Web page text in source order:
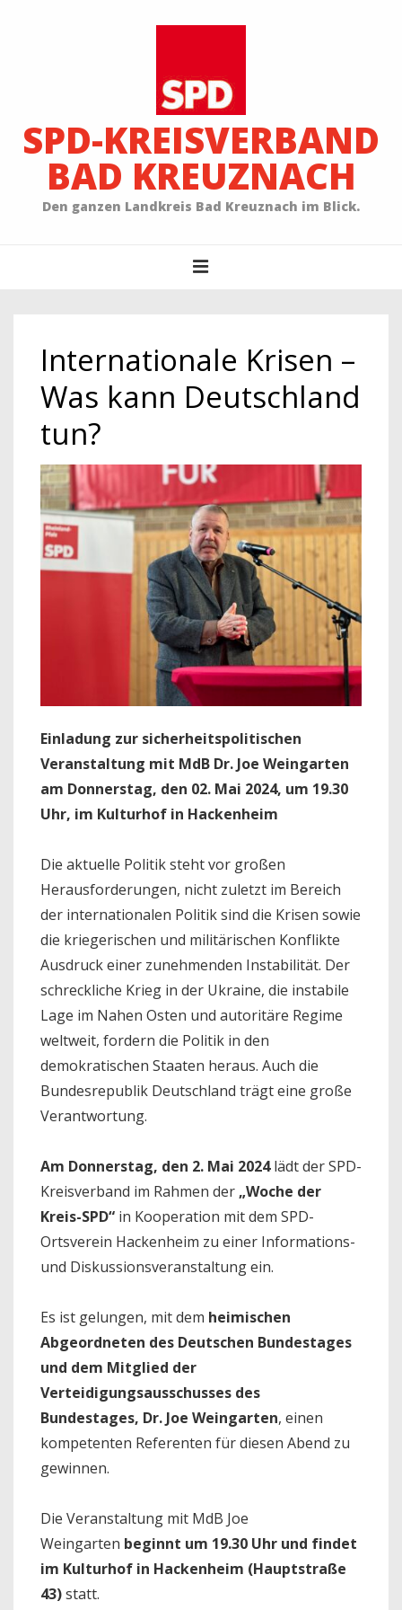
SPD-KREISVERBAND
BAD KREUZNACH
Den ganzen Landkreis Bad Kreuznach im Blick.
Internationale Krisen –
Was kann Deutschland
tun?
Einladung zur sicherheitspolitischen
Veranstaltung mit MdB Dr. Joe Weingarten
am Donnerstag, den 02. Mai 2024, um 19.30
Uhr, im Kulturhof in Hackenheim
Die aktuelle Politik steht vor großen
Herausforderungen, nicht zuletzt im Bereich
der internationalen Politik sind die Krisen sowie
die kriegerischen und militärischen Konflikte
Ausdruck einer zunehmenden Instabilität. Der
schreckliche Krieg in der Ukraine, die instabile
Lage im Nahen Osten und autoritäre Regime
weltweit, fordern die Politik in den
demokratischen Staaten heraus. Auch die
Bundesrepublik Deutschland trägt eine große
Verantwortung.
Am Donnerstag, den 2. Mai 2024lädt der SPD-
Kreisverband im Rahmen der „Woche der
Kreis-SPD“ in Kooperation mit dem SPD-
Ortsverein Hackenheim zu einer Informations-
und Diskussionsveranstaltung ein.
Es ist gelungen, mit dem heimischen
Abgeordneten des Deutschen Bundestages
und dem Mitglied der
Verteidigungsausschusses des
Bundestages, Dr. Joe Weingarten, einen
kompetenten Referenten für diesen Abend zu
gewinnen.
Die Veranstaltung mit MdB Joe
Weingarten beginnt um 19.30 Uhr und findet
im Kulturhof in Hackenheim (Hauptstraße
43)statt.